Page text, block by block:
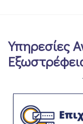
Υπηρεσίες